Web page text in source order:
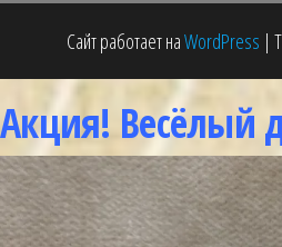
Сайт работает наWordPress |
Акция! Весёлый